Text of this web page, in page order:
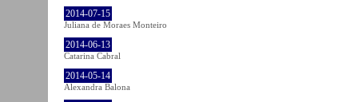
2014-07-15
Juliana de Moraes Monteiro
2014-06-13
Catarina Cabral
2014-05-14
Alexandra Balona